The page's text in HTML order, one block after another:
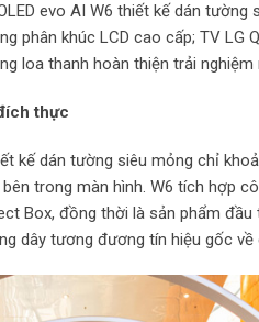
evo AI W6 thiết kế dán
phân khúc LCD cao cấp; TV LG
loa thanh hoàn thiện trải
thực
kế dán tường siêu mỏng chỉ
trong màn hình. W6 tích hợp
Box, đồng thời là sản phẩm
dây tương đương tín hiệu gốc